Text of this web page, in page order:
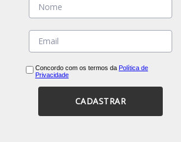
Concordo com os termos da Política de
Privacidade
CADASTRAR